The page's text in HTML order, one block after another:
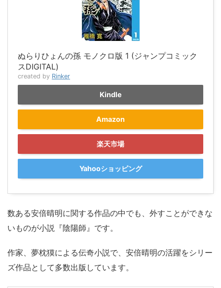
ぬらりひょんの孫 モノクロ版 1 (ジャンプコミック
スDIGITAL)
created by Rinker
Kindle
Amazon
楽天市場
Yahooショッピング
数ある安倍晴明に関する作品の中でも、外すことができな
いものが小説『陰陽師』です。
作家、夢枕獏による伝奇小説で、安倍晴明の活躍をシリー
ズ作品として多数出版しています。